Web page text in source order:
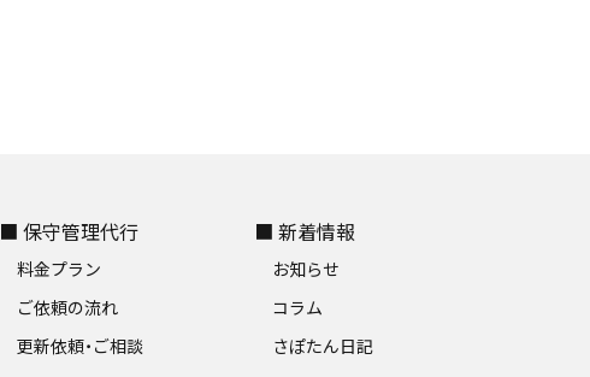
■ 保守管理代行
料金プラン
ご依頼の流れ
更新依頼・ご相談
■ 新着情報
お知らせ
コラム
さぽたん日記